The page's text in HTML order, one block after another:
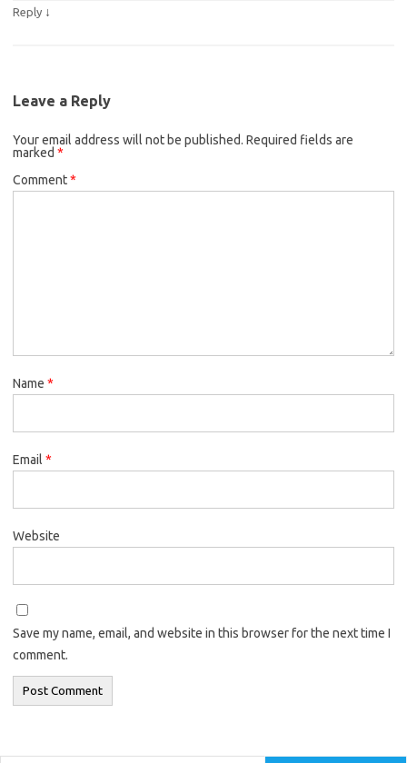
Reply ↓
Leave a Reply
Your email address will not be published. Required fields are
marked *
Comment*
Name *
Email *
Website
Save my name, email, and website in this browser for the next time I
comment.